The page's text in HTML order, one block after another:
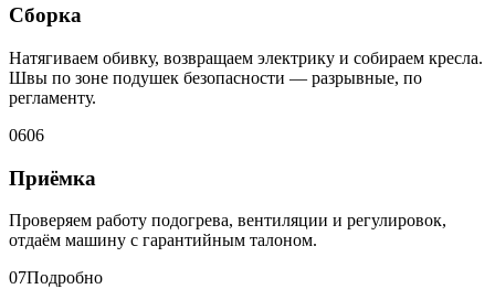
Сборка
Натягиваем обивку, возвращаем электрику и собираем кресла.
Швы по зоне подушек безопасности — разрывные, по
регламенту.
0606
Приёмка
Проверяем работу подогрева, вентиляции и регулировок,
отдаём машину с гарантийным талоном.
07Подробно